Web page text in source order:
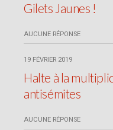
Gilets Jaunes !
AUCUNE RÉPONSE
19 FÉVRIER 2019
Halte à la
antisémites
AUCUNE RÉPONSE